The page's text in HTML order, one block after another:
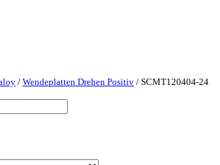
/ Wendeplatten Drehen Positiv / SCMT120404-24